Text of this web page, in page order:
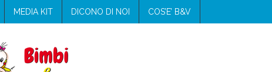
MEDIA KIT DICONO DI NOI COS’E’ B&V